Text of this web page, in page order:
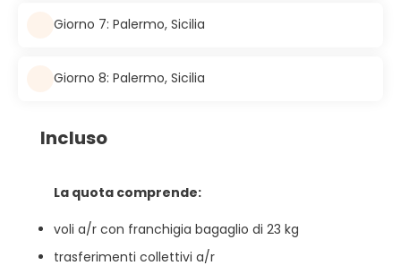
Giorno 7: Palermo, Sicilia
Giorno 8: Palermo, Sicilia
Incluso
La quota comprende:
voli a/r con franchigia bagaglio di 23 kg
trasferimenti collettivi a/r